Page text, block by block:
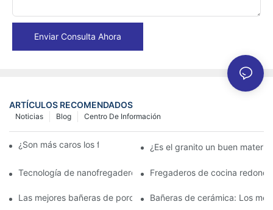
Enviar Consulta Ahora
ARTÍCULOS RECOMENDADOS
Centro De Información
Blog
Noticias
¿Son más caros los fregaderos de granito?¿Es el granito un buen
Tecnología de nanofregaderos: lo que los propietarios deben
Fregaderos de cocina
Las mejores bañeras de porcelana para un baño clásico
Bañeras de cerámica: Los